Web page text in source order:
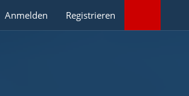
Anmelden Registrieren